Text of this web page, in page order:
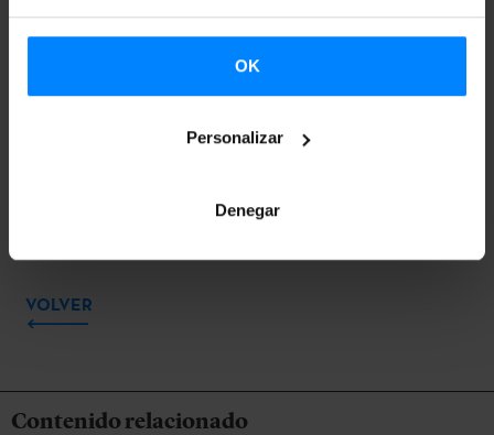
OK
Personalizar
Denegar
LABORAL Kutxa y la Diputación Foral de Bizkaia como
Política Lingüística del Gobierno Vasco, Etxepare Euskal
Ayuntamiento de Pamplona y Sympathy for the Lawyer
VOLVER
Contenido relacionado